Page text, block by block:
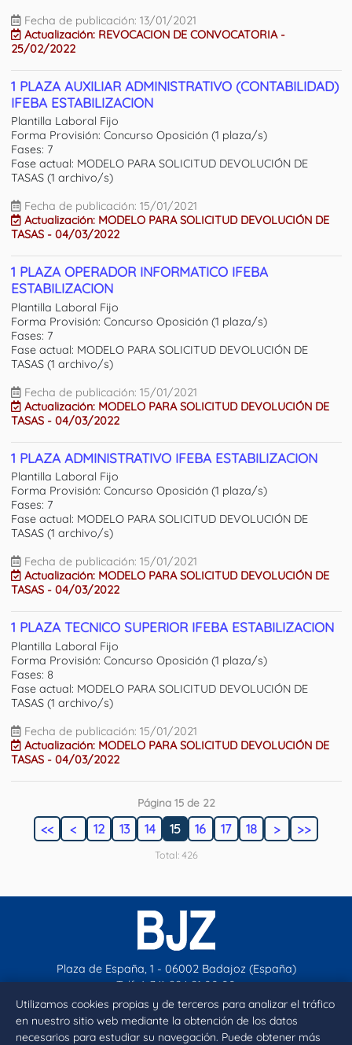
Utilizamos cookies propias y de terceros para analizar el tráfico
en nuestro sitio web mediante la obtención de los datos
necesarios para estudiar su navegación. Puede obtener más
Fecha de publicación: 13/01/2021
Actualización: REVOCACION DE CONVOCATORIA -
25/02/2022
1 PLAZA AUXILIAR ADMINISTRATIVO (CONTABILIDAD)
IFEBA ESTABILIZACION
Plantilla Laboral Fijo
Forma Provisión: Concurso Oposición (1 plaza/s)
Fases: 7
Fase actual: MODELO PARA SOLICITUD DEVOLUCIÓN DE
TASAS (1 archivo/s)
Fecha de publicación: 15/01/2021
Actualización: MODELO PARA SOLICITUD DEVOLUCIÓN DE
TASAS - 04/03/2022
1 PLAZA OPERADOR INFORMATICO IFEBA
ESTABILIZACION
Plantilla Laboral Fijo
Forma Provisión: Concurso Oposición (1 plaza/s)
Fases: 7
Fase actual: MODELO PARA SOLICITUD DEVOLUCIÓN DE
TASAS (1 archivo/s)
Fecha de publicación: 15/01/2021
Actualización: MODELO PARA SOLICITUD DEVOLUCIÓN DE
TASAS - 04/03/2022
1 PLAZA ADMINISTRATIVO IFEBA ESTABILIZACION
Plantilla Laboral Fijo
Forma Provisión: Concurso Oposición (1 plaza/s)
Fases: 7
Fase actual: MODELO PARA SOLICITUD DEVOLUCIÓN DE
TASAS (1 archivo/s)
Fecha de publicación: 15/01/2021
Actualización: MODELO PARA SOLICITUD DEVOLUCIÓN DE
TASAS - 04/03/2022
1 PLAZA TECNICO SUPERIOR IFEBA ESTABILIZACION
Plantilla Laboral Fijo
Forma Provisión: Concurso Oposición (1 plaza/s)
Fases: 8
Fase actual: MODELO PARA SOLICITUD DEVOLUCIÓN DE
TASAS (1 archivo/s)
Fecha de publicación: 15/01/2021
Actualización: MODELO PARA SOLICITUD DEVOLUCIÓN DE
TASAS - 04/03/2022
Página 15 de 22
<< < 12 13 14 15 16 17 18 > >>
Total: 426
Plaza de España, 1 - 06002 Badajoz (España)
Telf. (+34) 924 21 00 00
contacto@aytobadajoz.es